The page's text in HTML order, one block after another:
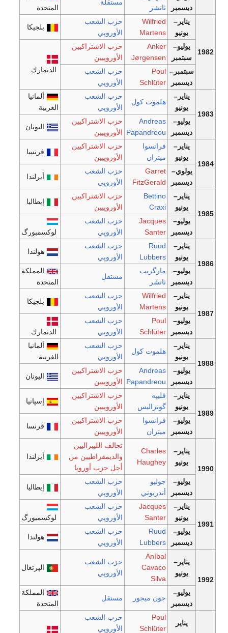
ديسمبر
ثاتشر
مستقلة
المتحدة
1982
يناير–
يونيو
Wilfried
Martens
حزب الشعب
الأوروپي
بلجيكا
يوليو–
سبتمبر
Anker
Jørgensen
حزب الاشتراكيين
الأوروپيين
الدنمارك
سبتمبر–
ديسمبر
Poul
Schlüter
حزب الشعب
الأوروپي
1983
يناير–
يونيو
هلموت كول
حزب الشعب
الأوروپي
ألمانيا
الغربية
يوليو–
ديسمبر
Andreas
Papandreou
حزب الاشتراكيين
الأوروپيين
اليونان
1984
يناير–
يونيو
فرانسوا
ميتران
حزب الاشتراكيين
الأوروپيين
فرنسا
يولوي–
ديسمبر
Garret
FitzGerald
حزب الشعب
الأوروپي
أيرلندا
1985
يناير–
يونيو
Bettino
Craxi
حزب الاشتراكيين
الأوروپيين
إيطاليا
يوليو–
ديسمبر
Jacques
Santer
حزب الشعب
الأوروپي
لوكسمبورگ
1986
يناير–
يونيو
Ruud
Lubbers
حزب الشعب
الأوروپي
هولندا
يوليو–
ديسمبر
مارگريت
ثاتشر
مستقل
المملكة
المتحدة
1987
يناير–
يونيو
Wilfried
Martens
حزب الشعب
الأوروپي
بلجيكا
يوليو–
ديسمبر
Poul
Schlüter
حزب الشعب
الأوروپي
الدنمارك
1988
يناير–
يونيو
هلموت كول
حزب الشعب
الأوروپي
ألمانيا
الغربية
يوليو–
ديسمبر
Andreas
Papandreou
حزب الاشتراكيين
الأوروپيين
اليونان
1989
يناير–
يونيو
فليپه
گونزاليس
حزب الاشتراكيين
الأوروپيين
إسپانيا
يوليو–
ديسمبر
فرانسوا
ميتران
حزب الاشتراكيين
الأوروپيين
فرنسا
1990
يناير–
يونيو
Charles
Haughey
تحالف الليبراليين
والديمقراطيين من
أجل حزب أوروپا
أيرلندا
يوليو–
ديسمبر
جوليو
أندريوتي
حزب الشعب
الأوروپي
إيطاليا
1991
يناير–
يونيو
Jacques
Santer
حزب الشعب
الأوروپي
لوكسمبورگ
يوليو–
ديسمبر
Ruud
Lubbers
حزب الشعب
الأوروپي
هولندا
1992
يناير–
يونيو
Aníbal
Cavaco
Silva
حزب الشعب
الأوروپي
الپرتغال
يوليو–
ديسمبر
جون ميجور مستقل
المملكة
المتحدة
يناير
Poul
Schlüter
حزب الشعب
الأوروپي